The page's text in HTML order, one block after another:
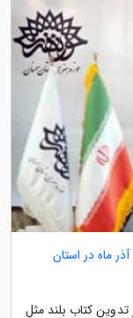
ماه در استان
تدوین کتاب بلند مثل